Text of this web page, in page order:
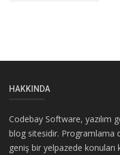
HAKKINDA
Codebay Software, yazılım
blog sitesidir. Programlama
geniş bir yelpazede